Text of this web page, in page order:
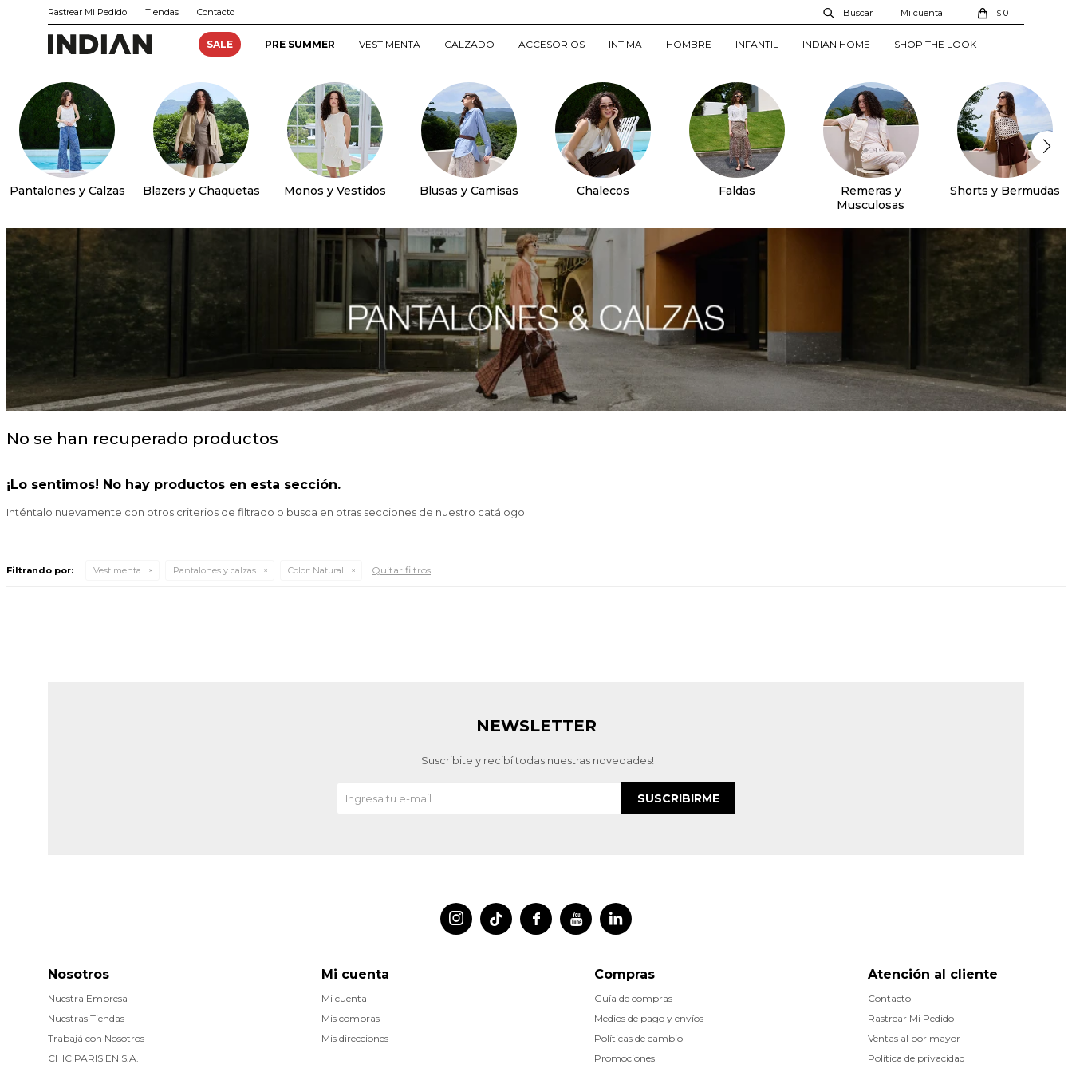
SALE PRE SUMMER VESTIMENTA CALZADO ACCESORIOS INTIMA HOMBRE INFANTIL INDIAN HOME SHOP THE LOOK
$ 0
Rastrear Mi Pedido Tiendas Contacto
Pantalones y Calzas Blazers y Chaquetas Monos y Vestidos Blusas y Camisas Chalecos Faldas
Remeras y
Musculosas
Shorts y Bermudas
No se han recuperado productos
¡Lo sentimos! No hay productos en esta sección.
Inténtalo nuevamente con otros criterios de filtrado o busca en otras secciones de nuestro catálogo.
Filtrando por: Vestimenta Pantalones y calzas Color: Natural Quitar filtros
 
 
Atención al cliente
Contacto
Rastrear Mi Pedido
Ventas al por mayor
Política de privacidad
Nosotros
Nuestra Empresa
Nuestras Tiendas
Trabajá con Nosotros
CHIC PARISIEN S.A.
Compras
Guía de compras
Medios de pago y envíos
Políticas de cambio
Promociones
Mi cuenta
Mi cuenta
Mis compras
Mis direcciones
NEWSLETTER
¡Suscribite y recibí todas nuestras novedades!
SUSCRIBIRME